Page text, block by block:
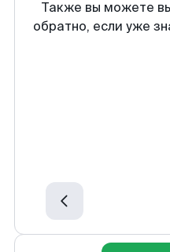
Также вы можете
обратно, если уже